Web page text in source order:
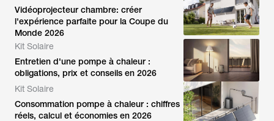
Vidéoprojecteur chambre: créer
l'expérience parfaite pour la Coupe du
Monde 2026
Kit Solaire
Entretien d'une pompe à chaleur :
obligations, prix et conseils en 2026
Kit Solaire
Consommation pompe à chaleur : chiffres
réels, calcul et économies en 2026